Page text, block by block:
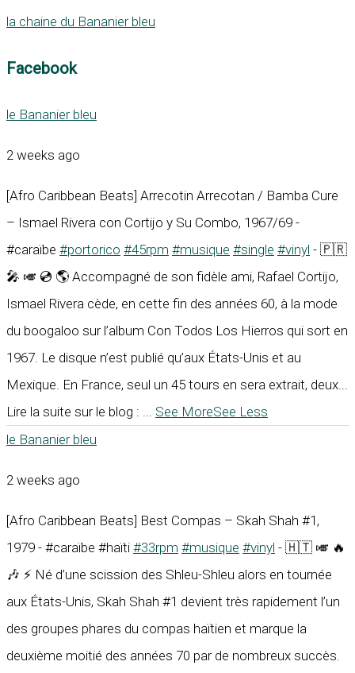
la chaine du Bananier bleu
Facebook
le Bananier bleu
2 weeks ago
[Afro Caribbean Beats] Arrecotin Arrecotan / Bamba Cure
– Ismael Rivera con Cortijo y Su Combo, 1967/69 -
#caraïbe #portorico #45rpm #musique #single #vinyl - 🇵🇷
🎤 🎺 💿 🌎 Accompagné de son fidèle ami, Rafael Cortijo,
Ismael Rivera cède, en cette fin des années 60, à la mode
du boogaloo sur l’album Con Todos Los Hierros qui sort en
1967. Le disque n’est publié qu’aux États-Unis et au
Mexique. En France, seul un 45 tours en sera extrait, deux...
Lire la suite sur le blog :
See MoreSee Less
le Bananier bleu
2 weeks ago
[Afro Caribbean Beats] Best Compas – Skah Shah #1,
1979 - #caraïbe #haïti #33rpm #musique #vinyl - 🇭🇹 🎺 🔥
🎶 ⚡ Né d’une scission des Shleu-Shleu alors en tournée
aux États-Unis, Skah Shah #1 devient très rapidement l’un
des groupes phares du compas haïtien et marque la
deuxième moitié des années 70 par de nombreux succès.